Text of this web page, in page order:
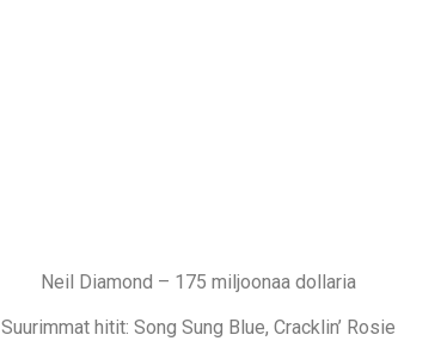
Neil Diamond – 175 miljoonaa dollaria
Suurimmat hitit: Song Sung Blue, Cracklin’ Rosie